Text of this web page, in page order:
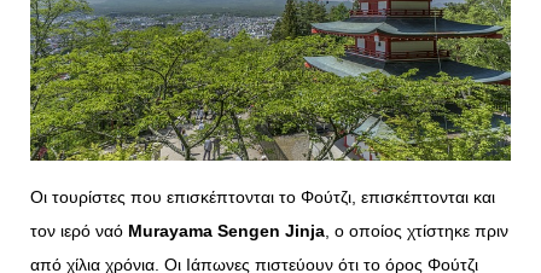
Οι τουρίστες που επισκέπτονται το Φούτζι, επισκέπτονται και
τον ιερό ναό Murayama Sengen Jinja , ο οποίος χτίστηκε πριν
από χίλια χρόνια. Οι Ιάπωνες πιστεύουν ότι το όρος Φούτζι